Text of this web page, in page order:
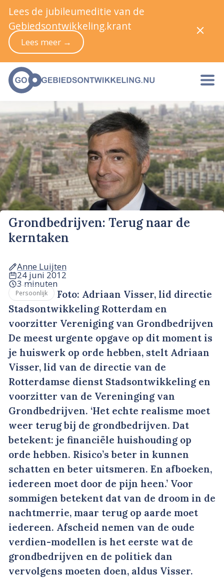
Grondbedrijven: Terug naar de
kerntaken
Anne Luijten
24 juni 2012
3 minuten
Persoonlijk
Foto: Adriaan Visser, lid directie
Stadsontwikkeling Rotterdam en
voorzitter Vereniging van Grondbedrijven
De meest urgente opgave op dit moment is
je huiswerk op orde hebben, stelt Adriaan
Visser, lid van de directie van de
Rotterdamse dienst Stadsontwikkeling en
voorzitter van de Vereninging van
Grondbedrijven. ‘Het echte realisme moet
weer terug bij de grondbedrijven. Dat
betekent: je financiële huishouding op
orde hebben. Risico’s beter in kunnen
schatten en beter uitsmeren. En afboeken,
iedereen moet door de pijn heen.’ Voor
sommigen betekent dat van de droom in de
nachtmerrie, maar terug op aarde moet
iedereen. Afscheid nemen van de oude
verdien-modellen is het eerste wat de
grondbedrijven en de politiek dan
vervolgens moeten doen, aldus Visser.
Lees de jubileumeditie van de
Gebiedsontwikkeling.krant
Lees meer →